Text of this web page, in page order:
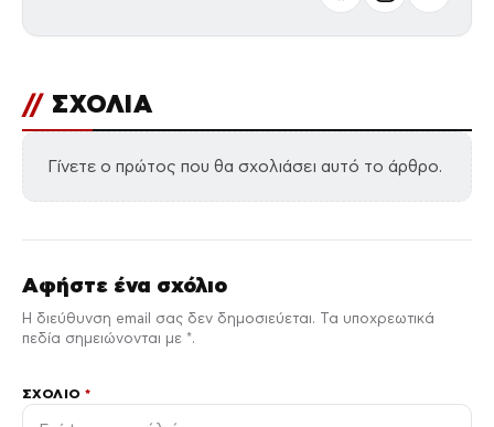
// ΣΧΟΛΙΑ
Γίνετε ο πρώτος που θα σχολιάσει αυτό το άρθρο.
Αφήστε ένα σχόλιο
Η διεύθυνση email σας δεν δημοσιεύεται. Τα υποχρεωτικά
πεδία σημειώνονται με *.
ΣΧΌΛΙΟ*